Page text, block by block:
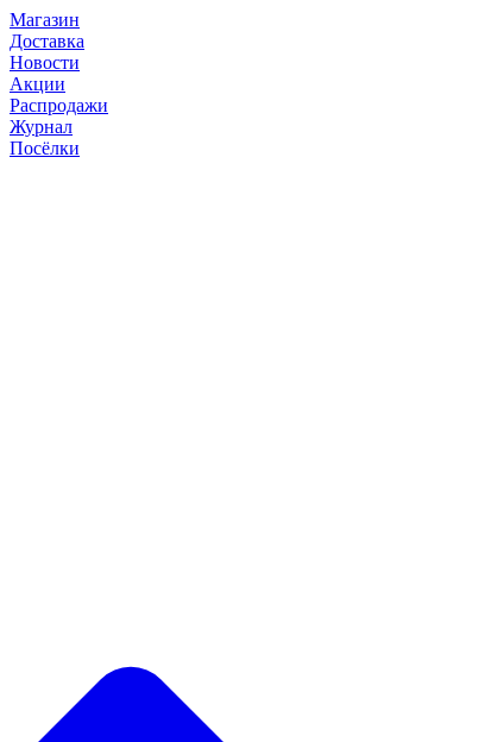
Магазин
Доставка
Новости
Акции
Распродажи
Журнал
Посёлки